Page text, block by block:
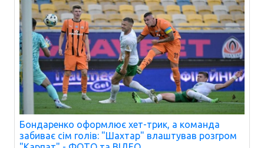
Бондаренко оформлює хет-трик, а команда
забиває сім голів: "Шахтар" влаштував розгром